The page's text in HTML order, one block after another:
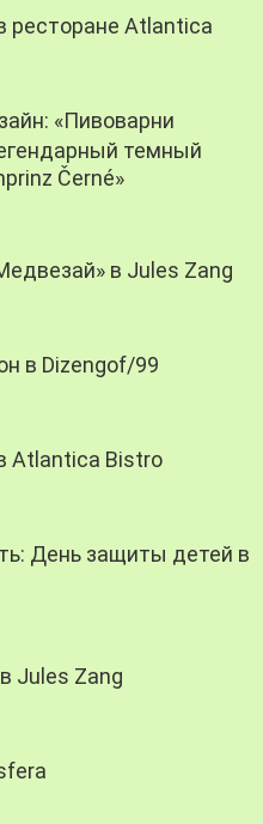
ресторане Atlantica
«Пивоварни
темный
Černé»
в Jules Zang
в Dizengof/99
Atlantica Bistro
День защиты детей в
Jules Zang